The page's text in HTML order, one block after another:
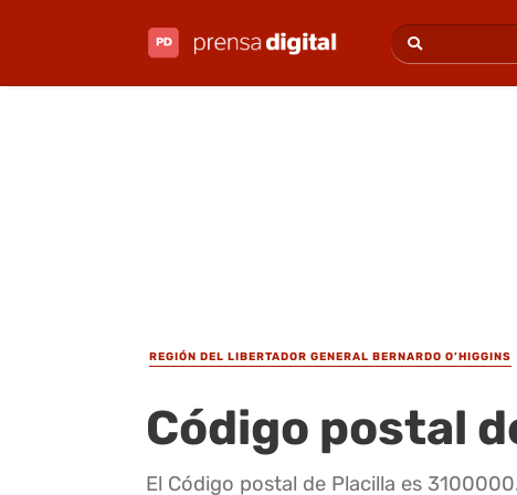
REGIÓN DEL LIBERTADOR GENERAL BERNARDO O’HIGGINS
Código postal
El Código postal de Placilla es